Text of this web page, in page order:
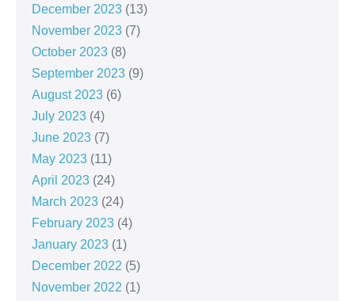
December 2023 (13)
November 2023 (7)
October 2023 (8)
September 2023 (9)
August 2023 (6)
July 2023 (4)
June 2023 (7)
May 2023 (11)
April 2023 (24)
March 2023 (24)
February 2023 (4)
January 2023 (1)
December 2022 (5)
November 2022 (1)